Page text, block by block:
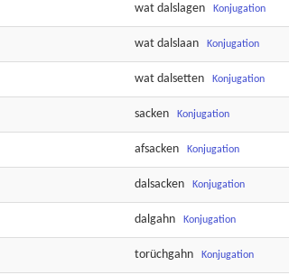
wat dalslagen Konjugation
wat dalslaan Konjugation
wat dalsetten Konjugation
sacken Konjugation
afsacken Konjugation
dalsacken Konjugation
dalgahn Konjugation
torüchgahn Konjugation